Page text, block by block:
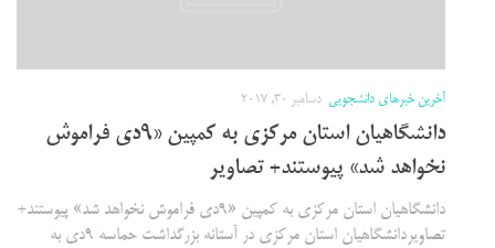
آخرین خبرهای دانشجویی دسامبر 30, 2017
دانشگاهیان استان مرکزی به کمپین «9دی فراموش
نخواهد شد» پیوستند+ تصاویر
دانشگاهیان استان مرکزی به کمپین «9دی فراموش نخواهد شد» پیوستند+
تصاویردانشگاهیان استان مرکزی در آستانه بزرگداشت حماسه 9دی به